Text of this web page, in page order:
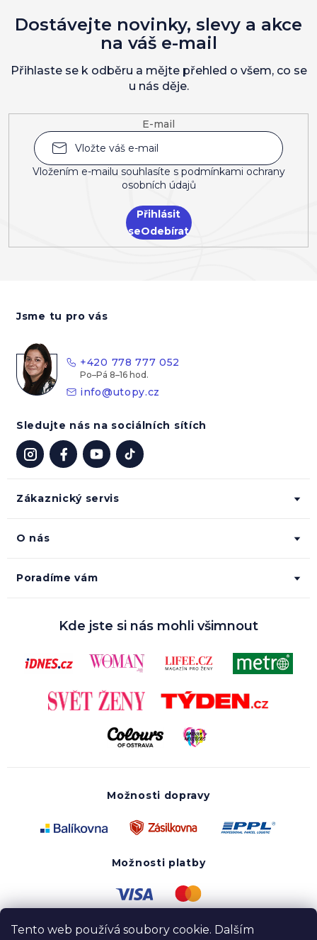
Tento web používá soubory cookie. Dalším
E-mail
Vložením e-mailu souhlasíte s podmínkami ochrany
osobních údajů
Přihlásit
se
Dostávejte novinky, slevy a akce
na váš e-mail
Přihlaste se k odběru a mějte přehled o všem, co se
u nás děje.
Zákaznický servis
O nás
Poradíme vám
Jsme tu pro vás
+420 778 777 052
info@utopy.cz
Sledujte nás na sociálních sítích
Kde jste si nás mohli všimnout
Možnosti dopravy
Možnosti platby